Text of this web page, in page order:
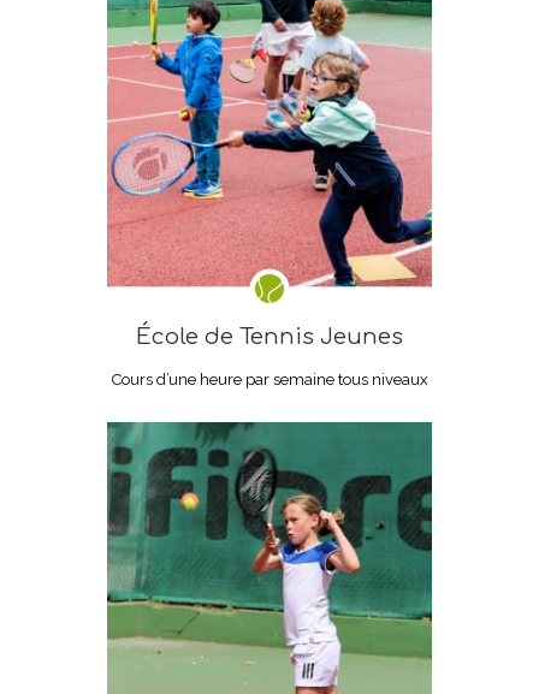
École de Tennis Jeunes
Cours d’une heure par semaine tous niveaux